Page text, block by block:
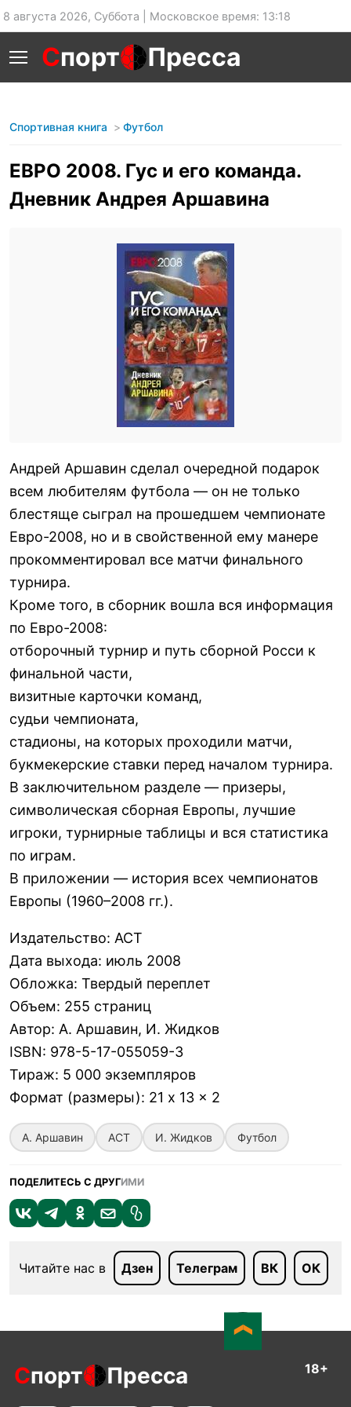
8 августа 2026, Суббота | Московское время: 13:18
Спорт Пресса
Спортивная книга Футбол
ЕВРО 2008. Гус и его команда.
Дневник Андрея Аршавина
Андрей Аршавин сделал очередной подарок
всем любителям футбола — он не только
блестяще сыграл на прошедшем чемпионате
Евро-2008, но и в свойственной ему манере
прокомментировал все матчи финального
турнира.
Кроме того, в сборник вошла вся информация
по Евро-2008:
отборочный турнир и путь сборной Росси к
финальной части,
визитные карточки команд,
судьи чемпионата,
стадионы, на которых проходили матчи,
букмекерские ставки перед началом турнира.
В заключительном разделе — призеры,
символическая сборная Европы, лучшие
игроки, турнирные таблицы и вся статистика
по играм.
В приложении — история всех чемпионатов
Европы (1960–2008 гг.).
Издательство: АСТ
Дата выхода: июль 2008
Обложка: Твердый переплет
Объем: 255 страниц
Автор: А. Аршавин, И. Жидков
ISBN: 978-5-17-055059-3
Тираж: 5 000 экземпляров
Формат (размеры): 21 x 13 x 2
А. Аршавин АСТ И. Жидков Футбол
ПОДЕЛИТЕСЬ С ДРУГИМИ
Читайте нас в Дзен Телеграм ВК ОК
Спорт Пресса 18+